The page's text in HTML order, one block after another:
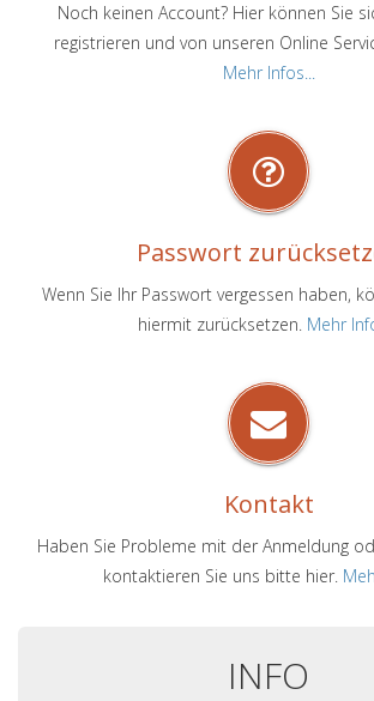
Noch keinen Account? Hier können Sie
registrieren und von unseren Online
Mehr Infos...
Passwort
Wenn Sie Ihr Passwort vergessen haben,
hiermit zurücksetzen. Mehr
Kontakt
Haben Sie Probleme mit der Anmeldung
kontaktieren Sie uns bitte hier.
INFO